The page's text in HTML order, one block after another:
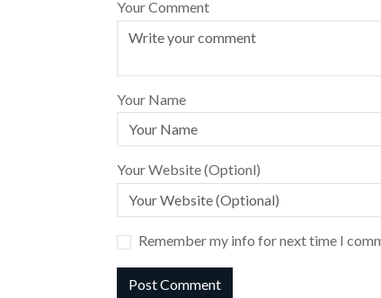
Your Comment
Your Name
Your Website (Optionl)
Remember my info for next time I